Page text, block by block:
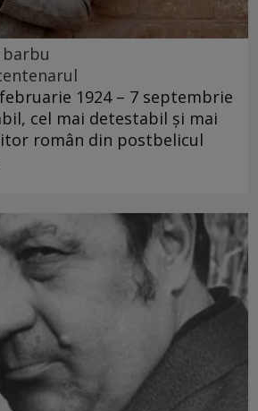
1924 – 7 septembrie
cel mai detestabil și mai
român din postbelicul